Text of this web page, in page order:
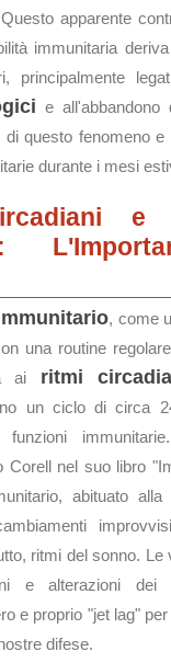
apparente
immunitaria
principalmente
e all'abbandono
questo fenomeno
durante i mesi
e
, come
una routine
ai ritmi
un ciclo di circa
Corell nel suo libro
abituato alla
ritmi del sonno.
e alterazioni dei
e proprio "jet lag"
difese.